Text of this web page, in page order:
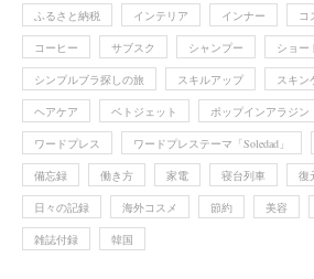
ふるさと納税 インテリア インナー コ
コーヒー サブスク シャンプー ショー
シンプルブラ探しの旅 スキルアップ スキン
ヘアケア ベトジェット ポップインアラジン
ワードプレス ワードプレステーマ「Soledad」
備忘録 働き方 家電 寝台列車 復
日々の記録 海外コスメ 節約 美容
雑誌付録 韓国